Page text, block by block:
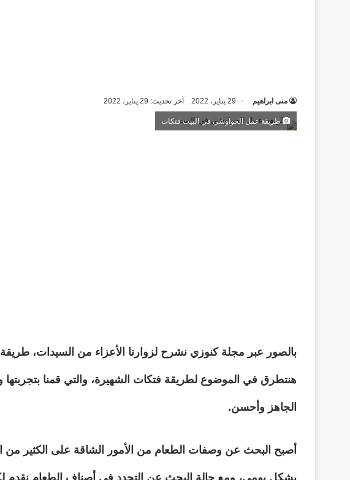
منى ابراهيم 29 يناير، 2022 آخر تحديث: 29 يناير، 2022
طريقة عمل الحواوشي في البيت فتكات
بالصور عبر مجلة كنوزي نشرح لزوارنا الأعزاء من السيدات،
هنتطرق في الموضوع لطريقة فتكات الشهيرة، والتي قمنا
الجاهز وأحسن.
أصبح البحث عن وصفات الطعام من الأمور الشاقة على الكثير من
بشكل يومي، ومع حالة البحث عن التجدد في أصناف الطعام نقدم